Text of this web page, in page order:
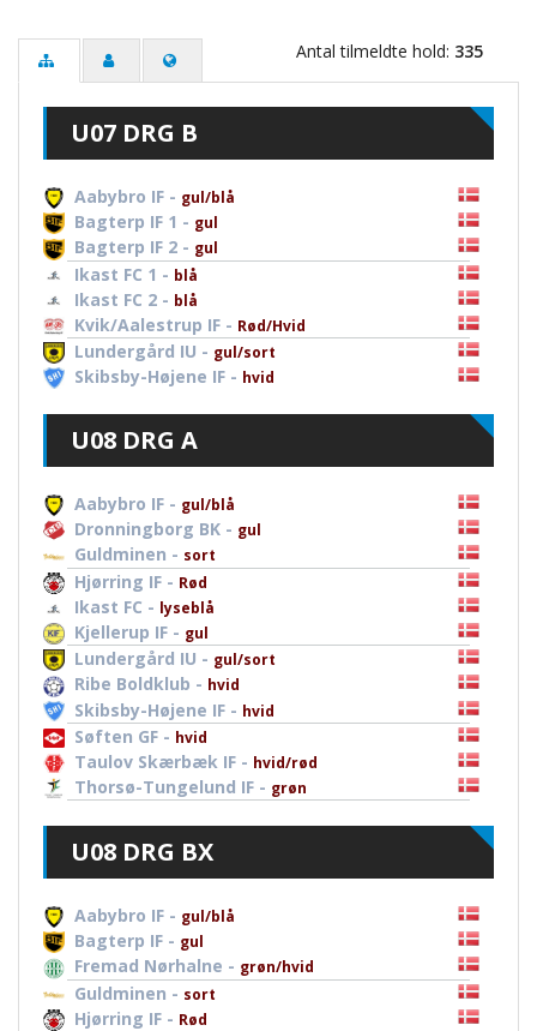
Antal tilmeldte hold: 335
U07 DRG B
Aabybro IF - gul/blå
Bagterp IF 1 - gul
Bagterp IF 2 - gul
Ikast FC 1 - blå
Ikast FC 2 - blå
Kvik/Aalestrup IF - Rød/Hvid
Lundergård IU - gul/sort
Skibsby-Højene IF - hvid
U08 DRG A
Aabybro IF - gul/blå
Dronningborg BK - gul
Guldminen - sort
Hjørring IF - Rød
Ikast FC - lyseblå
Kjellerup IF - gul
Lundergård IU - gul/sort
Ribe Boldklub - hvid
Skibsby-Højene IF - hvid
Søften GF - hvid
Taulov Skærbæk IF - hvid/rød
Thorsø-Tungelund IF - grøn
U08 DRG BX
Aabybro IF - gul/blå
Bagterp IF - gul
Fremad Nørhalne - grøn/hvid
Guldminen - sort
Hjørring IF - Rød